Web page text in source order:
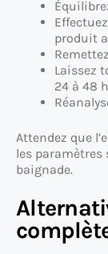
produit
Laissez
24 à 48
Attendez que
les paramètres
baignade.